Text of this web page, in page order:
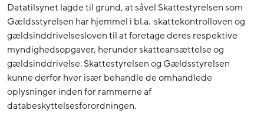
Datatilsynet lagde til grund, at såvel Skattestyrelsen som
Gældsstyrelsen har hjemmel i bl.a. skattekontrolloven og
gældsinddrivelsesloven til at foretage deres respektive
myndighedsopgaver, herunder skatteansættelse og
gældsinddrivelse. Skattestyrelsen og Gældsstyrelsen
kunne derfor hver især behandle de omhandlede
oplysninger inden for rammerne af
databeskyttelsesforordningen.